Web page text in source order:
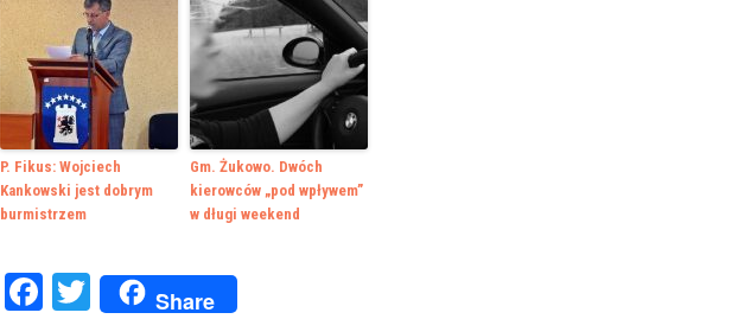
P. Fikus: Wojciech
Kankowski jest dobrym
burmistrzem
Gm. Żukowo. Dwóch
kierowców „pod wpływem”
w długi weekend
Facebook
Twitter
Share